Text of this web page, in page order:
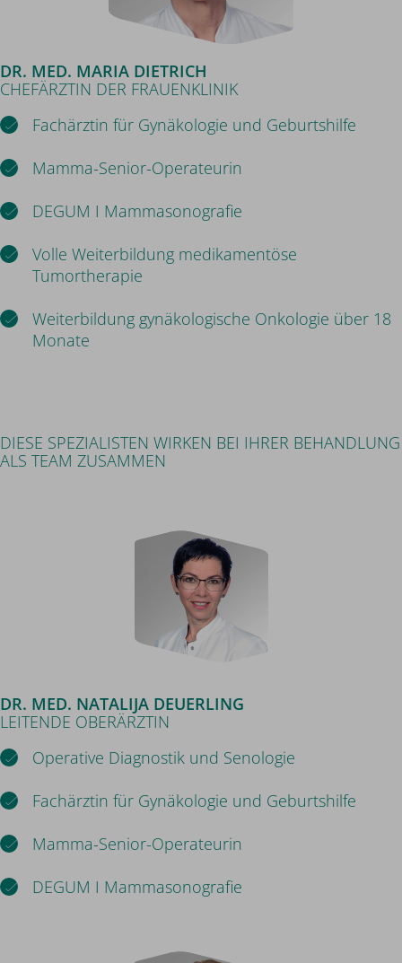
DR. MED. MARIA DIETRICH
CHEFÄRZTIN DER FRAUENKLINIK
Fachärztin für Gynäkologie und Geburtshilfe
Mamma-Senior-Operateurin
DEGUM I Mammasonografie
Volle Weiterbildung medikamentöse
Tumortherapie
Weiterbildung gynäkologische Onkologie über 18
Monate
DIESE SPEZIALISTEN WIRKEN BEI IHRER BEHANDLUNG
ALS TEAM ZUSAMMEN
DR. MED. NATALIJA DEUERLING
LEITENDE OBERÄRZTIN
Operative Diagnostik und Senologie
Fachärztin für Gynäkologie und Geburtshilfe
Mamma-Senior-Operateurin
DEGUM I Mammasonografie